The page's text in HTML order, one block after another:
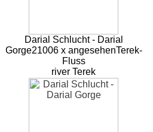
Darial Schlucht - Darial
Gorge21006 x angesehenTerek-
Fluss
river Terek